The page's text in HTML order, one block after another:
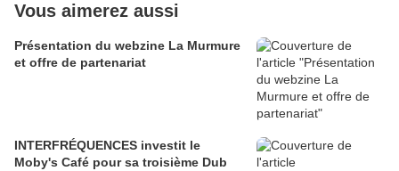
Vous aimerez aussi
Présentation du webzine La Murmure
et offre de partenariat
INTERFRÉQUENCES investit le
Moby's Café pour sa troisième Dub